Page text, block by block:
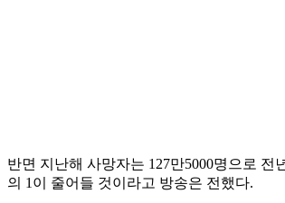
반면 지난해 사망자는 127만5000명으로
의 1이 줄어들 것이라고 방송은 전했다.